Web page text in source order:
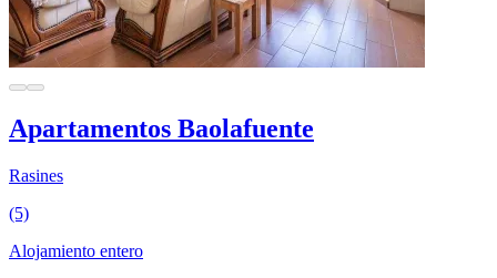
Apartamentos Baolafuente
Rasines
(5)
Alojamiento entero